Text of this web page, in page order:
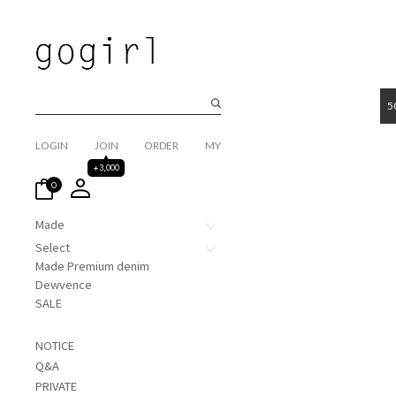
LOGIN
JOIN
+3,000
ORDER MY
0
Made
Select
Made Premium denim
Dewvence
SALE
NOTICE
Q&A
PRIVATE